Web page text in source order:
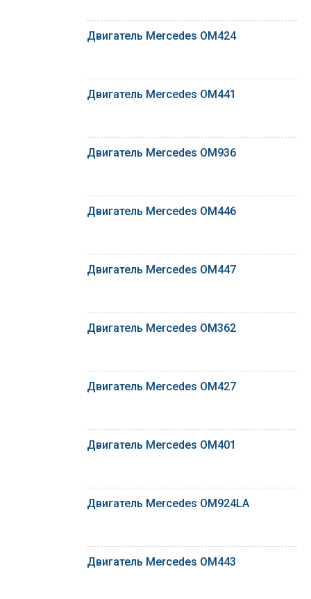
Двигатель Mercedes OM424
Двигатель Mercedes OM441
Двигатель Mercedes OM936
Двигатель Mercedes OM446
Двигатель Mercedes OM447
Двигатель Mercedes OM362
Двигатель Mercedes OM427
Двигатель Mercedes OM401
Двигатель Mercedes OM924LA
Двигатель Mercedes OM443